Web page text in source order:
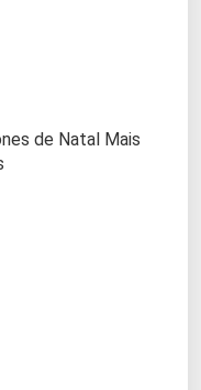
de Natal Mais